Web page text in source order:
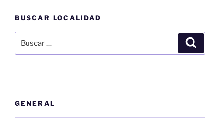
BUSCAR LOCALIDAD
por:
GENERAL